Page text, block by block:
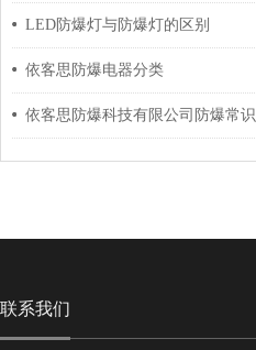
LED防爆灯与防爆灯的区别
依客思防爆电器分类
依客思防爆科技有限公司防爆常识
联系我们